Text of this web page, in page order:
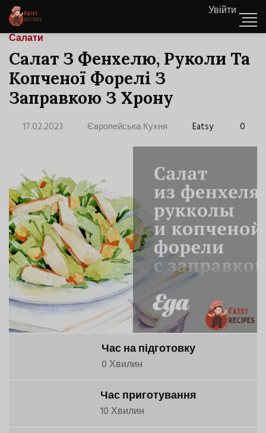
Увійти
Салати
Салат З Фенхелю, Руколи Та
Копченої Форелі З
Заправкою З Хрону
17.02.2023 Європейська Кухня Eatsy 0
Час на підготовку
0 Хвилин
Час приготування
10 Хвилин